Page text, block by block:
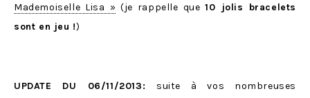
Mademoiselle Lisa » (je rappelle que10 jolis bracelets
sont en jeu !)
UPDATE DU 06/11/2013: suite à vos nombreuses